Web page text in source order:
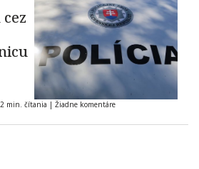
2 min. čítania | Žiadne komentáre